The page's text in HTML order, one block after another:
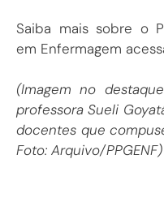
Saiba mais sobre o
em Enfermagem
(Imagem no
professora Sueli
docentes que
Foto: Arquivo/PPGENF)